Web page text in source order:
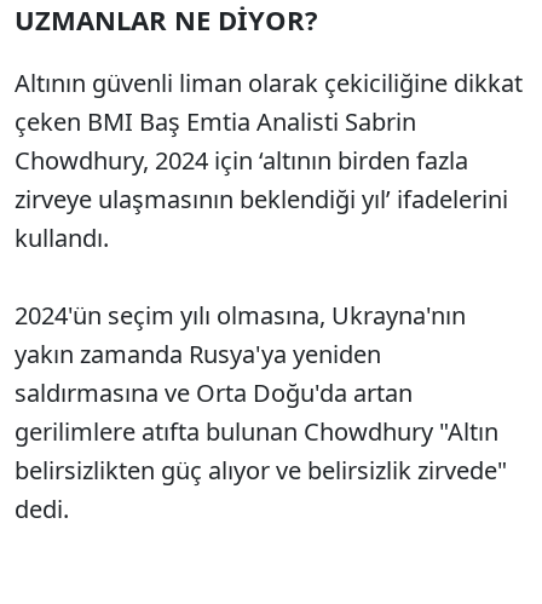
UZMANLAR NE DİYOR?
Altının güvenli liman olarak çekiciliğine dikkat
çeken BMI Baş Emtia Analisti Sabrin
Chowdhury, 2024 için ‘altının birden fazla
zirveye ulaşmasının beklendiği yıl’ ifadelerini
kullandı.
2024'ün seçim yılı olmasına, Ukrayna'nın
yakın zamanda Rusya'ya yeniden
saldırmasına ve Orta Doğu'da artan
gerilimlere atıfta bulunan Chowdhury "Altın
belirsizlikten güç alıyor ve belirsizlik zirvede"
dedi.